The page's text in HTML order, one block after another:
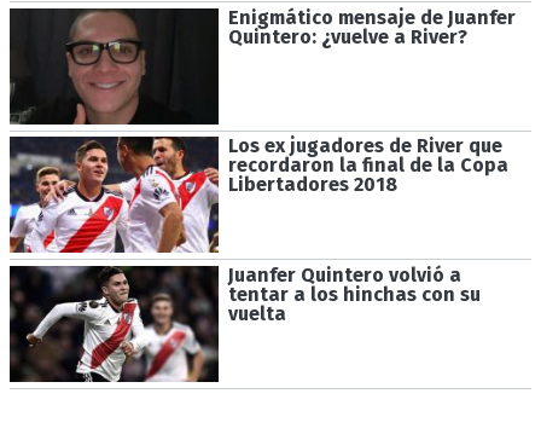
Enigmático mensaje de Juanfer
Quintero: ¿vuelve a River?
Los ex jugadores de River que
recordaron la final de la Copa
Libertadores 2018
Juanfer Quintero volvió a
tentar a los hinchas con su
vuelta